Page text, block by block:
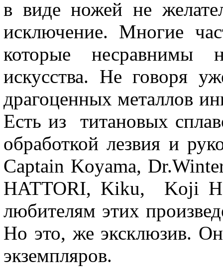
в виде ножей не
исключение. Многие
которые несравнимы
искусства. Не говоря
драгоценных металлов
Есть из титановых
обработкой лезвия и
Captain Koyama,
HATTORI, Kiku, Koji
любителям этих
Но это, же эксклюзив.
экземпляров.